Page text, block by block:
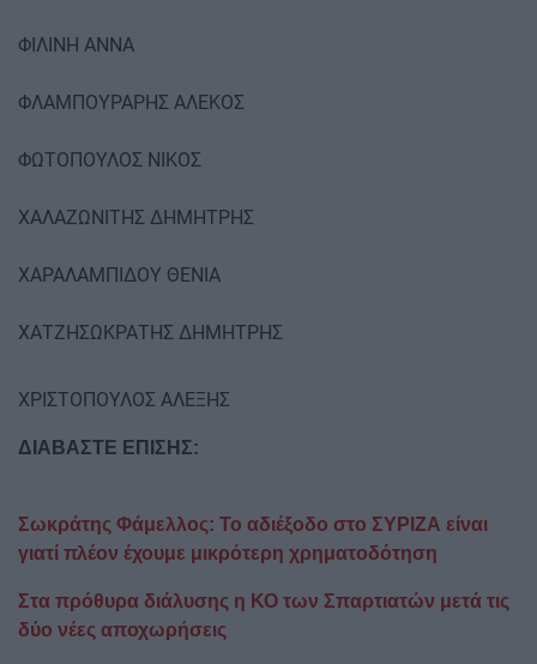
ΦΙΛΙΝΗ ΑΝΝΑ
ΦΛΑΜΠΟΥΡΑΡΗΣ ΑΛΕΚΟΣ
ΦΩΤΟΠΟΥΛΟΣ ΝΙΚΟΣ
ΧΑΛΑΖΩΝΙΤΗΣ ΔΗΜΗΤΡΗΣ
ΧΑΡΑΛΑΜΠΙΔΟΥ ΘΕΝΙΑ
ΧΑΤΖΗΣΩΚΡΑΤΗΣ ΔΗΜΗΤΡΗΣ
ΧΡΙΣΤΟΠΟΥΛΟΣ ΑΛΕΞΗΣ
ΔΙΑΒΑΣΤΕ ΕΠΙΣΗΣ:
Σωκράτης Φάμελλος: Το αδιέξοδο στο ΣΥΡΙΖΑ είναι
γιατί πλέον έχουμε μικρότερη χρηματοδότηση
Στα πρόθυρα διάλυσης η ΚΟ των Σπαρτιατών μετά τις
δύο νέες αποχωρήσεις